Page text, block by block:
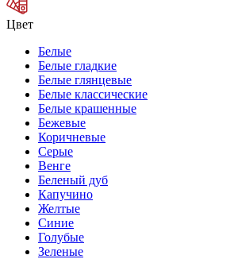
Цвет
Белые
Белые гладкие
Белые глянцевые
Белые классические
Белые крашенные
Бежевые
Коричневые
Серые
Венге
Беленый дуб
Капучино
Желтые
Синие
Голубые
Зеленые